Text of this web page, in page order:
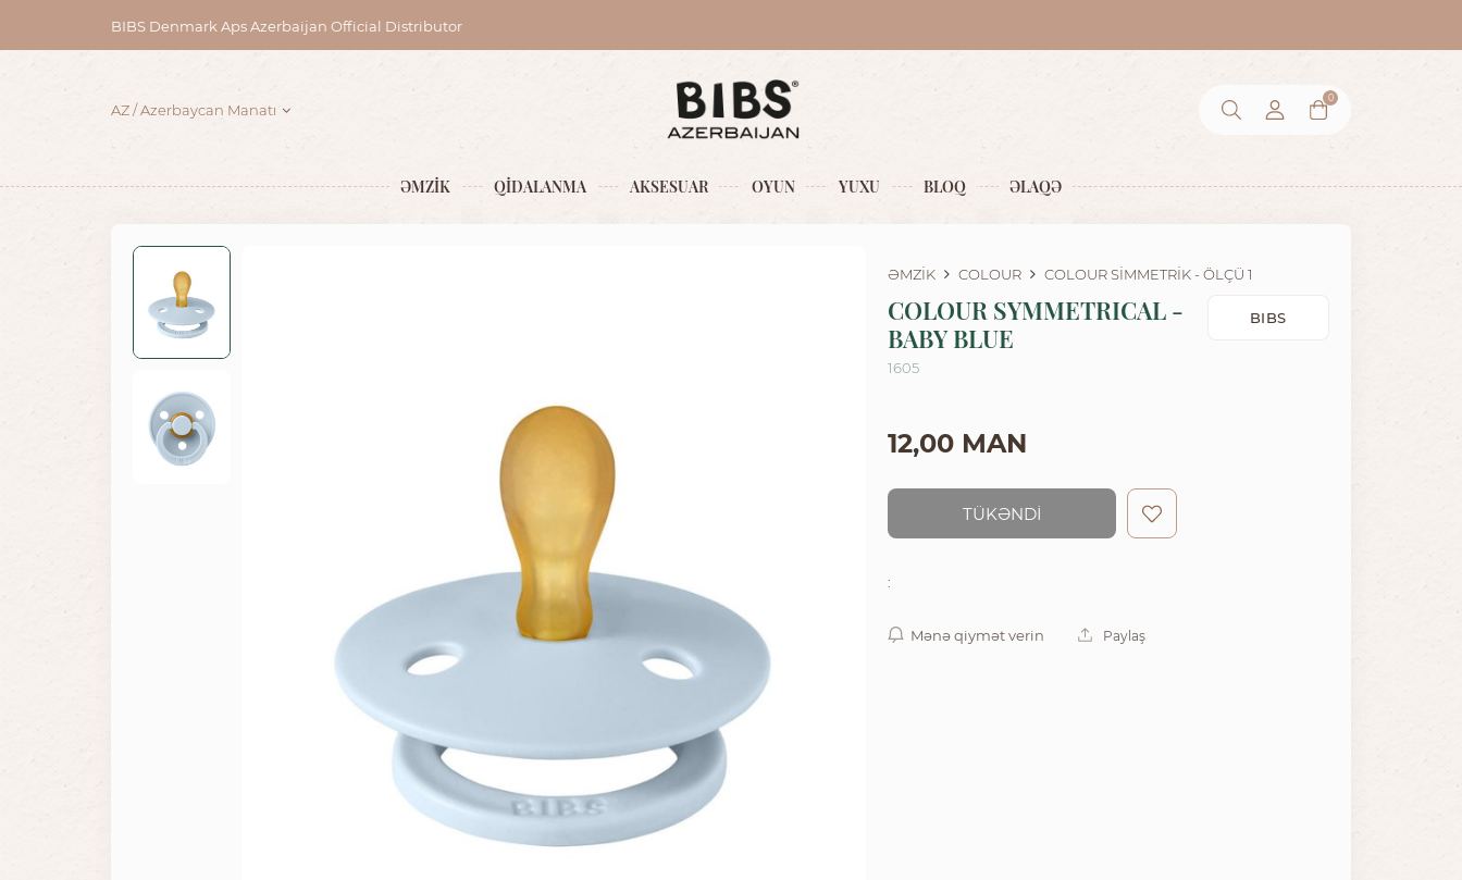
BIBS Denmark Aps Azerbaijan Official Distributor
AZ Azerbaycan Manatı
0
ƏMZİK QİDALANMA AKSESUAR OYUN YUXU BLOQ ƏLAQƏ
ƏMZİK COLOUR COLOUR SIMMETRIK - ÖLÇÜ 1
BIBS
COLOUR SYMMETRICAL -
BABY BLUE
1605
12,00 MAN
TÜKƏNDİ
:
Mənə qiymət verin Paylaş